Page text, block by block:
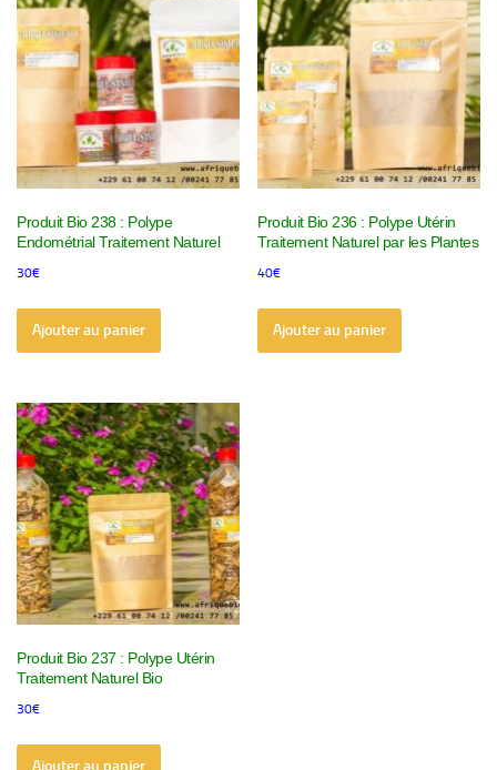
Produit Bio 238 : Polype
Endométrial Traitement Naturel
30€
Ajouter au panier
Produit Bio 236 : Polype Utérin
Traitement Naturel par les Plantes
40€
Ajouter au panier
Produit Bio 237 : Polype Utérin
Traitement Naturel Bio
30€